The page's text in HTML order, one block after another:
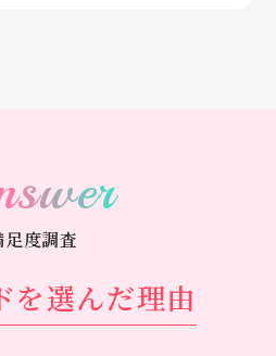
る環境を整えています。
足度調査
を選んだ理由